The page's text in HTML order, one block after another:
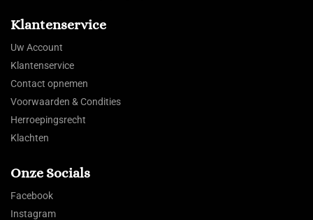
Klantenservice
Uw Account
Klantenservice
Contact opnemen
Voorwaarden & Condities
Herroepingsrecht
Klachten
Onze Socials
Facebook
Instagram